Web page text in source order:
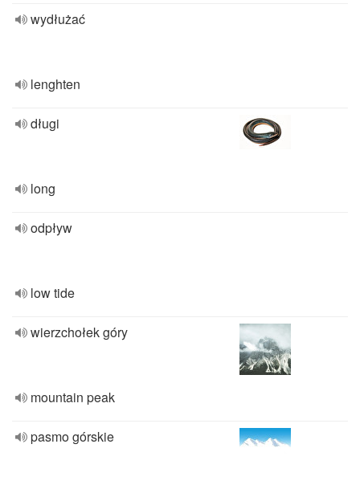
wydłużać
lenghten
długi
long
odpływ
low tide
wierzchołek góry
mountain peak
pasmo górskie